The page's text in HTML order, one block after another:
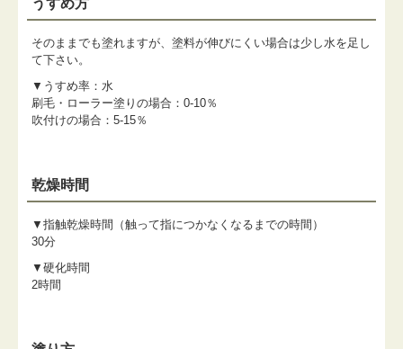
うすめ方
そのままでも塗れますが、塗料が伸びにくい場合は少し水を足し
て下さい。
▼うすめ率：水
刷毛・ローラー塗りの場合：0-10％
吹付けの場合：5-15％
乾燥時間
▼指触乾燥時間（触って指につかなくなるまでの時間）
30分
▼硬化時間
2時間